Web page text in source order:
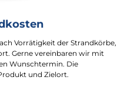
Vorrätigkeit der Strandkörbe,
Gerne vereinbaren wir mit
Wunschtermin. Die
und Zielort.